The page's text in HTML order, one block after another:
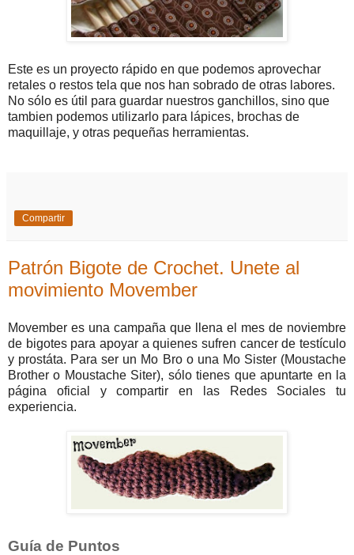
Este es un proyecto rápido en que podemos aprovechar
retales o restos tela que nos han sobrado de otras labores.
No sólo es útil para guardar nuestros ganchillos, sino que
tambien podemos utilizarlo para lápices, brochas de
maquillaje, y otras pequeñas herramientas.
Compartir
Patrón Bigote de Crochet. Unete al
movimiento Movember
Movember es una campaña que llena el mes de noviembre
de bigotes para apoyar a quienes sufren cancer de testículo
y prostáta. Para ser un Mo Bro o una Mo Sister (Moustache
Brother o Moustache Siter), sólo tienes que apuntarte en la
página oficial y compartir en las Redes Sociales tu
experiencia.
Guía de Puntos